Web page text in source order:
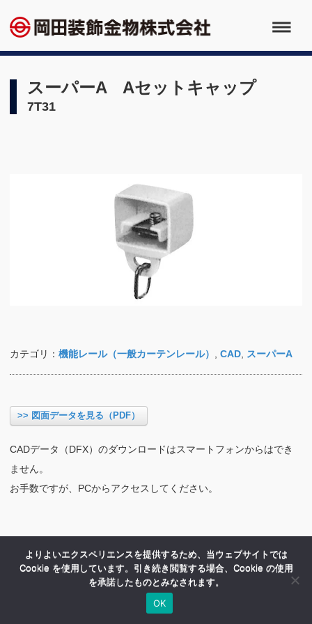
スーパーA Aセットキャップ
7T31
カテゴリ： 機能レール（一般カーテンレール） CAD スーパーA
>> 図面データを見る（PDF）
CADデータ（DFX）のダウンロードはスマートフォンからはでき
ません。
お手数ですが、PCからアクセスしてください。
よりよいエクスペリエンスを提供するため、当ウェブサイトでは
Cookie を使用しています。引き続き閲覧する場合、Cookie の使用
を承諾したものとみなされます。
OK